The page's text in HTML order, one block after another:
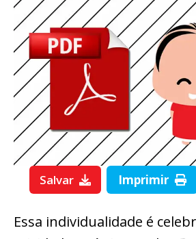
Salvar Imprimir
Essa individualidade é